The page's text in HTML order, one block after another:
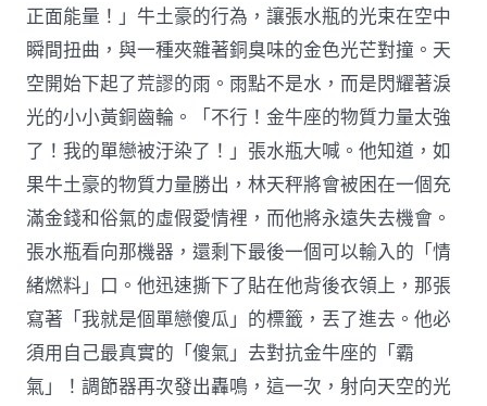
正面能量！」牛土豪的行為，讓張水瓶的光束在空中
瞬間扭曲，與一種夾雜著銅臭味的金色光芒對撞。天
空開始下起了荒謬的雨。雨點不是水，而是閃耀著淚
光的小小黃銅齒輪。「不行！金牛座的物質力量太強
了！我的單戀被汙染了！」張水瓶大喊。他知道，如
果牛土豪的物質力量勝出，林天秤將會被困在一個充
滿金錢和俗氣的虛假愛情裡，而他將永遠失去機會。
張水瓶看向那機器，還剩下最後一個可以輸入的「情
緒燃料」口。他迅速撕下了貼在他背後衣領上，那張
寫著「我就是個單戀傻瓜」的標籤，丟了進去。他必
須用自己最真實的「傻氣」去對抗金牛座的「霸
氣」！調節器再次發出轟鳴，這一次，射向天空的光